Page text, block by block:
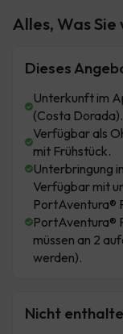
Alles, Was Sie
Dieses
Unterkunft im
(Costa Dorada).
Verfügbar als
mit Frühstück.
Unterbringung
Verfügbar mit
PortAventura®
PortAventura®
müssen an 2
werden).
Nicht